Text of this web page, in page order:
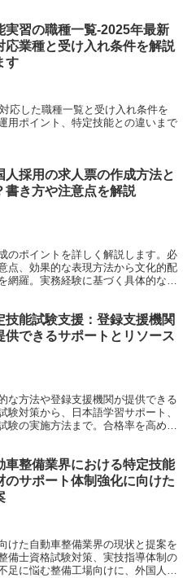
実習の職種一覧-2025年最新
応業種と受け入れ条件を解説
す
応した職種一覧と受け入れ条件を
用ポイント、特定技能との違いまで
人採用の求人票の作成方法と
書き方や注意点を解説
のポイントを詳しく解説します。必
点、効果的な表現方法から文化的配
網羅。実務経験に基づく具体的なア
技能試験支援：登録支援機関
供できるサポートとリソース
な方法や登録支援機関が提供できる
験対策から、日本語学習サポート、
験の実施方法まで。合格率を高める
車整備業界における特定技能
のサポート体制強化に向けた
けた自動車整備業界の現状と提案を
備士資格試験対策、実技指導体制の
足に悩む整備工場向けに、外国人整